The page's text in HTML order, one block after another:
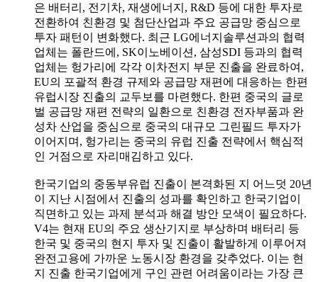
은 배터리, 전기차, 재생에너지, R&D 등에 대한 투자로
전환하여 친환경 및 첨단산업과 주요 공급망 중심으로
투자 패턴이 변화했다. 최근 LG에너지솔루션과의 협력
업체는 폴란드에, SK이노베이션, 삼성SDI 등과의 협력
업체는 헝가리에 각각 이차전지 부문 진출을 완료하여,
EU의 포괄적 환경 규제와 공급망 재편에 대응하는 한편
유럽시장 진출의 교두보를 마련했다. 한편 중국의 글로
벌 공급망 재편 전략의 일환으로 친환경 전자부품과 완
성차 산업을 중심으로 중국의 대규모 그린필드 투자가
이어지며, 헝가리는 중국의 유럽 진출 전략에서 핵심적
인 거점으로 자리매김하고 있다.
한국기업의 중동부유럽 진출이 본격화된 지 어느덧 20년
이 지난 시점에서 진출의 성과를 확인하고 한국기업이
직면하고 있는 과제 분석과 해결 방안 모색이 필요하다.
V4는 현재 EU의 주요 생산기지로 부상하며 배터리 등
한국 및 중국의 현지 투자 및 진출이 활발하게 이루어져
완전고용에 가까운 노동시장 환경을 갖추었다. 이는 현
지 진출 한국기업에게 구인 관련 어려움이라는 가장 큰